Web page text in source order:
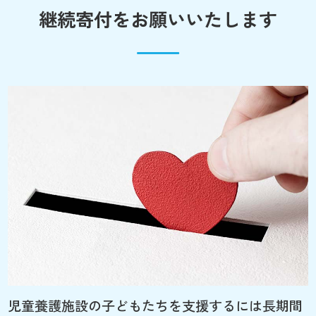
継続寄付をお願いいたします
児童養護施設の子どもたちを支援するには長期間